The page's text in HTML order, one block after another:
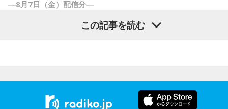
あなたの心が落ち着く場所を求めてください。子どもの頃に
好きだった食べ物を食べたり、思い出のアニメや映画を観た
【10位】牡牛座（おうし座）
あなたの隠れた才能に気づく日です。あなたが何気なく日常
ちなみに今は【牡丹と薔薇】にハマっています。20年前に大
ヒットした昼の連続ドラマ。全60話の壮絶な愛憎劇！
―8月7日（金）配信分―
連続ドラマ【VIVANT】シーズン2が始まりましたね。でもリ
この記事を読む